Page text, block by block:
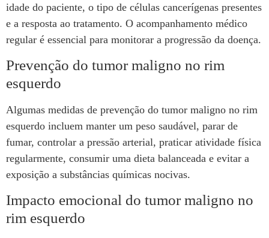
idade do paciente, o tipo de células cancerígenas presentes
e a resposta ao tratamento. O acompanhamento médico
regular é essencial para monitorar a progressão da doença.
Prevenção do tumor maligno no rim
esquerdo
Algumas medidas de prevenção do tumor maligno no rim
esquerdo incluem manter um peso saudável, parar de
fumar, controlar a pressão arterial, praticar atividade física
regularmente, consumir uma dieta balanceada e evitar a
exposição a substâncias químicas nocivas.
Impacto emocional do tumor maligno no
rim esquerdo